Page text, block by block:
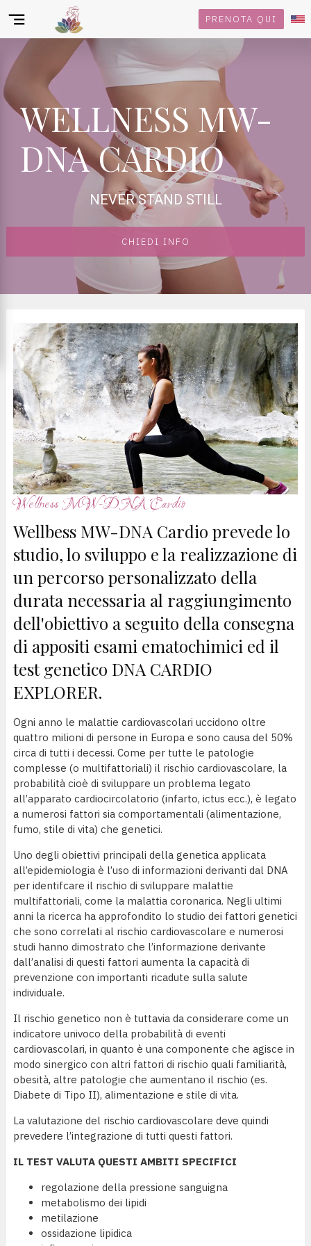
PRENOTA QUI
WELLNESS MW-
DNA CARDIO
NEVER STAND STILL
CHIEDI INFO
Wellness MW-DNA Cardio
Wellbess MW-DNA Cardio prevede lo
studio, lo sviluppo e la realizzazione di
un percorso personalizzato della
durata necessaria al raggiungimento
dell'obiettivo a seguito della consegna
di appositi esami ematochimici ed il
test genetico DNA CARDIO
EXPLORER.
Ogni anno le malattie cardiovascolari uccidono oltre
quattro milioni di persone in Europa e sono causa del 50%
circa di tutti i decessi. Come per tutte le patologie
complesse (o multifattoriali) il rischio cardiovascolare, la
probabilità cioè di sviluppare un problema legato
all’apparato cardiocircolatorio (infarto, ictus ecc.), è legato
a numerosi fattori sia comportamentali (alimentazione,
fumo, stile di vita) che genetici.
Uno degli obiettivi principali della genetica applicata
all’epidemiologia è l’uso di informazioni derivanti dal DNA
per identifcare il rischio di sviluppare malattie
multifattoriali, come la malattia coronarica. Negli ultimi
anni la ricerca ha approfondito lo studio dei fattori genetici
che sono correlati al rischio cardiovascolare e numerosi
studi hanno dimostrato che l’informazione derivante
dall’analisi di questi fattori aumenta la capacità di
prevenzione con importanti ricadute sulla salute
individuale.
Il rischio genetico non è tuttavia da considerare come un
indicatore univoco della probabilità di eventi
cardiovascolari, in quanto è una componente che agisce in
modo sinergico con altri fattori di rischio quali familiarità,
obesità, altre patologie che aumentano il rischio (es.
Diabete di Tipo II), alimentazione e stile di vita.
La valutazione del rischio cardiovascolare deve quindi
prevedere l’integrazione di tutti questi fattori.
IL TEST VALUTA QUESTI AMBITI SPECIFICI
regolazione della pressione sanguigna
metabolismo dei lipidi
metilazione
ossidazione lipidica